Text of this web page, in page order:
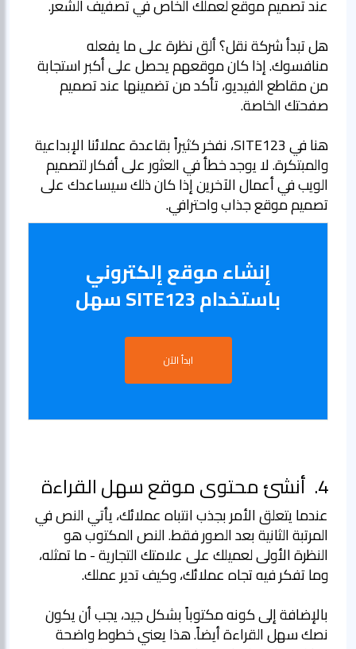
هل تبدأ شركة نقل؟ ألق نظرة على ما يفعله
منافسوك. إذا كان موقعهم يحصل على أكبر استجابة
من مقاطع الفيديو، تأكد من تضمينها عند تصميم
هنا في SITE123، نفخر كثيراً بقاعدة عملائنا الإبداعية
والمبتكرة. لا يوجد خطأ في العثور على أفكار لتصميم
الويب في أعمال الآخرين إذا كان ذلك سيساعدك على
تصميم موقع جذاب واحترافي.
إنشاء موقع إلكتروني
باستخدام SITE123 سهل
ابدأ الآن
4. أنشئ محتوى موقع سهل القراءة
عندما يتعلق الأمر بجذب انتباه عملائك، يأتي النص في
المرتبة الثانية بعد الصور فقط. النص المكتوب هو
النظرة الأولى لعميلك على علامتك التجارية - ما تمثله،
بالإضافة إلى كونه مكتوباً بشكل جيد، يجب أن يكون
نصك سهل القراءة أيضاً. هذا يعني خطوط واضحة